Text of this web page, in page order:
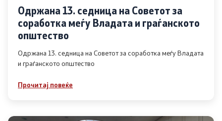
Извештаи
Список на ОЈИ
Контакт
Контакт
Линкови
Одржана 13. седница на Советот за
соработка меѓу Владата и граѓанското
општество
Одржана 13. седница на Советот за соработка меѓу Владата
и граѓанското општество
Прочитај повеќе